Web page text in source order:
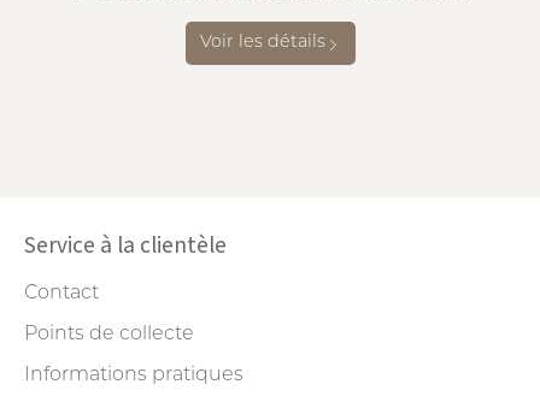
Voir les détails
Service à la clientèle
Contact
Points de collecte
Informations pratiques